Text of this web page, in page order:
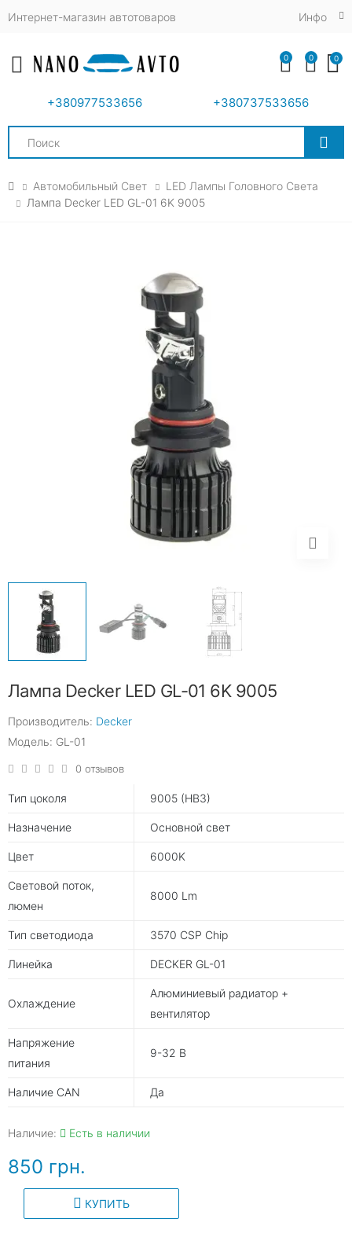
Интернет-магазин автотоваров Инфо
Toggle mobile menu
+380977533656 +380737533656
Search
0 0 0
Автомобильный Свет
LED Лампы Головного Света
Лампа Decker LED GL-01 6K 9005
Лампа Decker LED GL-01 6K 9005
Производитель: Decker
Модель: GL-01
0 отзывов
Тип цоколя 9005 (HB3)
Назначение Основной свет
Цвет 6000K
Световой поток,
люмен
8000 Lm
Тип светодиода 3570 CSP Chip
Линейка DECKER GL-01
Охлаждение
Алюминиевый радиатор +
вентилятор
Напряжение
питания
9-32 B
Наличие CAN Да
Наличие: Есть в наличии
850 грн.
КУПИТЬ